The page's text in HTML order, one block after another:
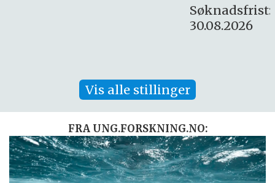
Vis alle stillinger
FRA UNG.FORSKNING.NO: